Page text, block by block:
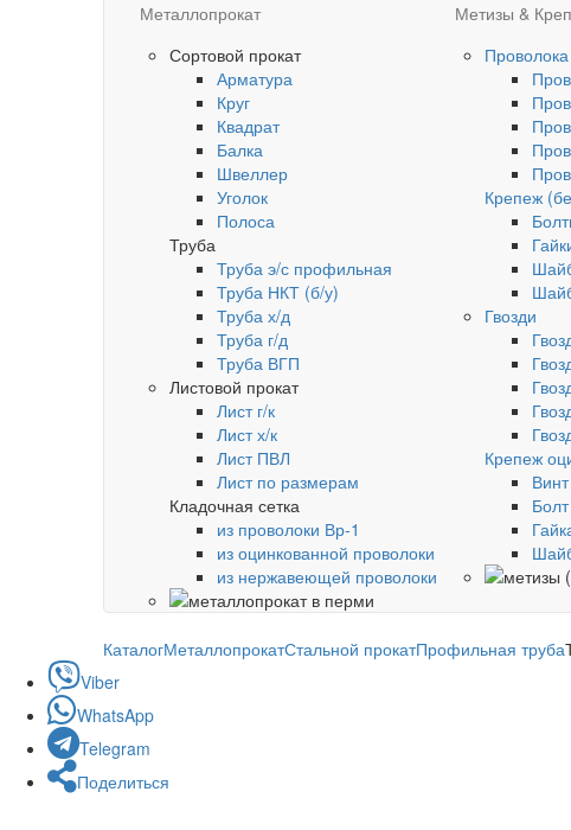
Металлопрокат
Сортовой прокат
Арматура
Круг
Квадрат
Балка
Швеллер
Уголок
Полоса
Труба
Труба э/с профильная
Труба НКТ (б/у)
Труба х/д
Труба г/д
Труба ВГП
Листовой прокат
Лист г/к
Лист х/к
Лист ПВЛ
Лист по размерам
Кладочная сетка
из проволоки Вр-1
из оцинкованной проволоки
из нержавеющей проволоки
Метизы &
Проволока
Крепеж
Гвозди
Крепеж
КаталогМеталлопрокатСтальной прокатПрофильная труба
Viber
WhatsApp
Telegram
Поделиться